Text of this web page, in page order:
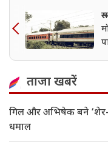
ताजा खबरें
गिल और अभिषेक बने ‘शेर-
धमाल